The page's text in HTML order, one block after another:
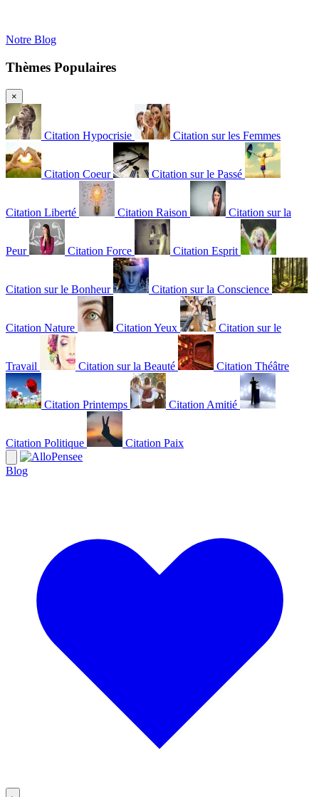
Notre Blog
Thèmes Populaires
×
Citation Hypocrisie Citation sur les Femmes
Citation Coeur Citation sur le Passé
Citation Liberté Citation Raison Citation sur la
Peur Citation Force Citation Esprit
Citation sur le Bonheur Citation sur la Conscience
Citation Nature Citation Yeux Citation sur le
Travail Citation sur la Beauté Citation Théâtre
Citation Printemps Citation Amitié
Citation Politique Citation Paix
Blog